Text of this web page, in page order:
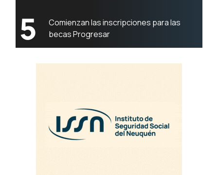
5
Comienzan las inscripciones para las
becas Progresar